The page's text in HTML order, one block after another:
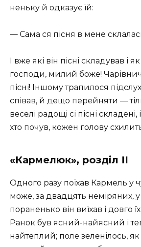
неньку й одказує їй:
— Сама ся пісня в мене
І вже які він пісні складував і як
господи, милий боже!
пісні! Іншому трапилося
співав, й дещо перейняти —
веселі радощі сі пісні складені,
хто почув, кожен голову
«Кармелюк», розділ II
Одного разу поїхав Кармель у
може, за двадцять неміряних,
пораненько він виїхав і довго
Ранок був ясний-найясний і
найтеплий; поле зеленілось,